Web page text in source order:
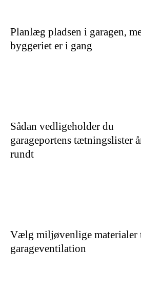
Planlæg pladsen i garagen,
byggeriet er i gang
Sådan vedligeholder du
garageportens tætningslister
rundt
Vælg miljøvenlige materialer
garageventilation